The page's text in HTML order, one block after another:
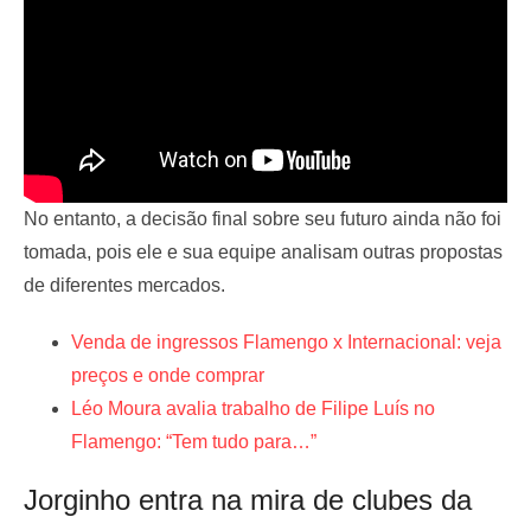
No entanto, a decisão final sobre seu futuro ainda não foi
tomada, pois ele e sua equipe analisam outras propostas
de diferentes mercados.
Venda de ingressos Flamengo x Internacional: veja
preços e onde comprar
Léo Moura avalia trabalho de Filipe Luís no
Flamengo: “Tem tudo para…”
Jorginho entra na mira de clubes da